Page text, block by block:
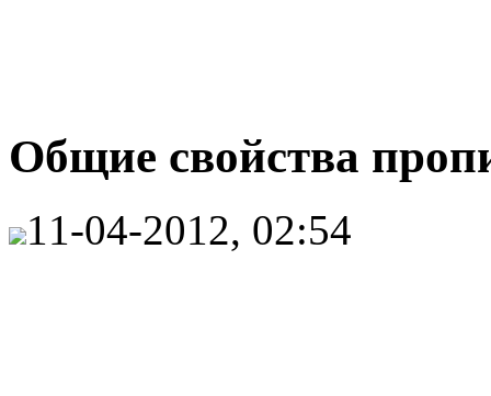
Общие свойства
11-04-2012, 02:54